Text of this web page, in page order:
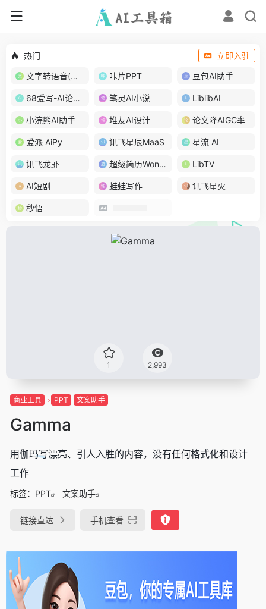
热门
立即入驻
文字转语音(琅琅配音)
咔片PPT 豆包AI助手
68爱写-AI论文写作 笔灵AI小说 LiblibAI
小浣熊AI助手 堆友AI设计 论文降AIGC率
爱派 AiPy 讯飞星辰MaaS 星流 AI
讯飞龙虾 超级简历WonderCV LibTV
AI短剧 蛙蛙写作 讯飞星火
秒悟
1 2,993
商业工具 PPT 文案助手
Gamma
用伽玛写漂亮、引人入胜的内容，没有任何格式化和设计
工作
标签： PPT 文案助手
链接直达 手机查看